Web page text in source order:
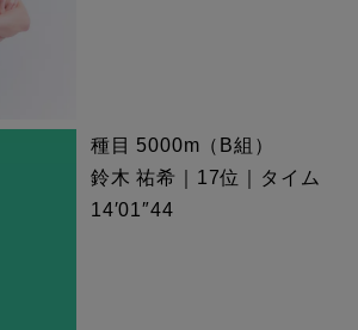
種目 5000m（B組）
鈴木 祐希｜17位｜タイム
14′01″44